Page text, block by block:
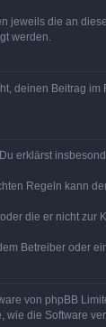
jeweils die an
werden.
deinen Beitrag im
erklärst
Regeln kann
die er nicht zur
Betreiber oder
von phpBB
die Software